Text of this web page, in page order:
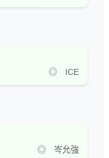
◎ ICE
◎ 岑允強